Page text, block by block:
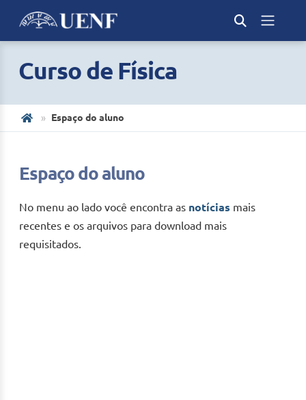
Curso de Física
Espaço do aluno
Espaço do aluno
No menu ao lado você encontra as notícias mais
recentes e os arquivos para download mais
requisitados.